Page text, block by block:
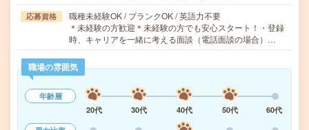
応募資格
職種未経験OK / ブランクOK / 英語力不要
＊未経験の方歓迎＊未経験の方でも安心スタート！・登録
時、キャリアを一緒に考える面談（電話面談の場合）…
職場の雰囲気
年齢層
20代
30代 40代 50代
60代